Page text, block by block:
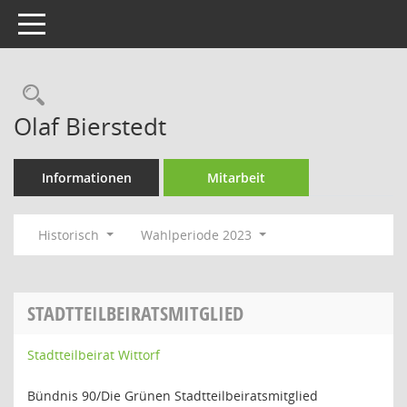
Toggle navigation
Rechercheauswahl
Olaf Bierstedt
Informationen Mitarbeit
Historisch Wahlperiode 2023
STADTTEILBEIRATSMITGLIED
Stadtteilbeirat Wittorf
Bündnis 90/Die Grünen Stadtteilbeiratsmitglied